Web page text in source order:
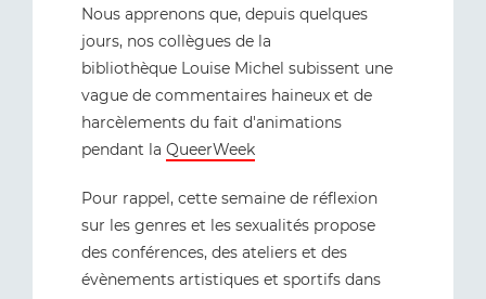
Nous apprenons que, depuis quelques
jours, nos collègues de la
bibliothèque Louise Michel subissent une
vague de commentaires haineux et de
harcèlements du fait d'animations
pendant la QueerWeek
Pour rappel, cette semaine de réflexion
sur les genres et les sexualités propose
des conférences, des ateliers et des
évènements artistiques et sportifs dans